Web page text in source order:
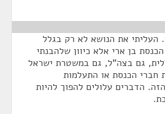
העליתי את הנושא לא רק בגלל
בן ארי אלא כיוון שלהבנתי
גם בצה"ל, גם במשטרת ישראל
חברי הכנסת או התעלמות
הדברים עלולים להפוך להיות